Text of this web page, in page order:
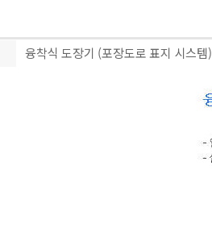
융착식 도장기 (포장도로 표지 시스템)